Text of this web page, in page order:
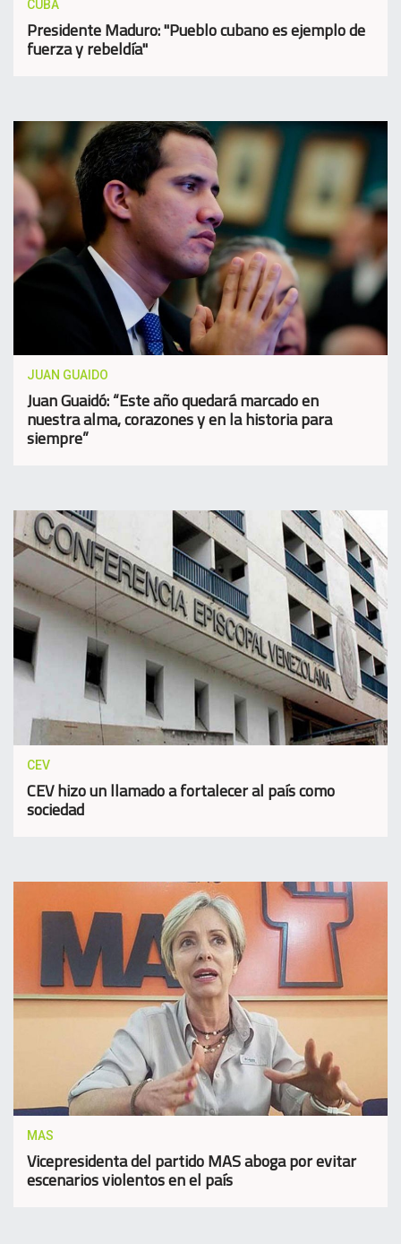
CUBA
Presidente Maduro: "Pueblo cubano es ejemplo de
fuerza y rebeldía"
JUAN GUAIDO
Juan Guaidó: “Este año quedará marcado en
nuestra alma, corazones y en la historia para
siempre”
CEV
CEV hizo un llamado a fortalecer al país como
sociedad
MAS
Vicepresidenta del partido MAS aboga por evitar
escenarios violentos en el país